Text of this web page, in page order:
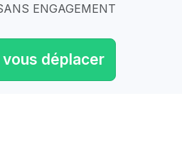
ENGAGEMENT
déplacer